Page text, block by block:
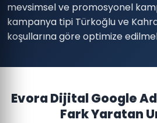
mevsimsel ve promosyonel
kampanya tipi Türkoğlu ve
koşullarına göre optimize
Evora Dijital Google
Fark Yaratan